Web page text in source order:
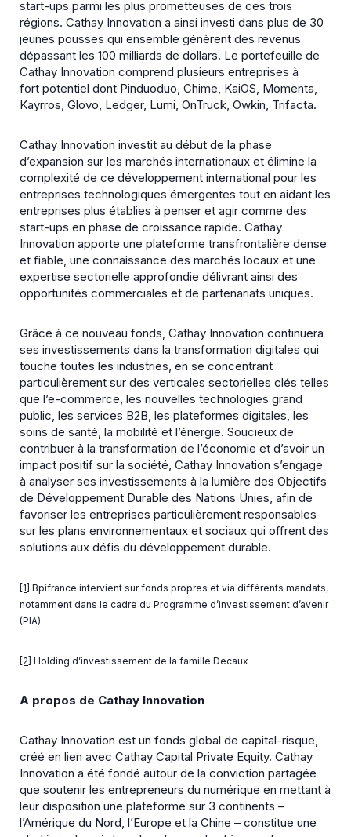
start-ups parmi les plus prometteuses de ces trois
régions. Cathay Innovation a ainsi investi dans plus de 30
jeunes pousses qui ensemble génèrent des revenus
dépassant les 100 milliards de dollars. Le portefeuille de
Cathay Innovation comprend plusieurs entreprises à
fort potentiel dont Pinduoduo, Chime, KaiOS, Momenta,
Kayrros, Glovo, Ledger, Lumi, OnTruck, Owkin, Trifacta.
Cathay Innovation investit au début de la phase
d’expansion sur les marchés internationaux et élimine la
complexité de ce développement international pour les
entreprises technologiques émergentes tout en aidant les
entreprises plus établies à penser et agir comme des
start-ups en phase de croissance rapide. Cathay
Innovation apporte une plateforme transfrontalière dense
et fiable, une connaissance des marchés locaux et une
expertise sectorielle approfondie délivrant ainsi des
opportunités commerciales et de partenariats uniques.
Grâce à ce nouveau fonds, Cathay Innovation continuera
ses investissements dans la transformation digitales qui
touche toutes les industries, en se concentrant
particulièrement sur des verticales sectorielles clés telles
que l’e-commerce, les nouvelles technologies grand
public, les services B2B, les plateformes digitales, les
soins de santé, la mobilité et l’énergie. Soucieux de
contribuer à la transformation de l’économie et d’avoir un
impact positif sur la société, Cathay Innovation s’engage
à analyser ses investissements à la lumière des Objectifs
de Développement Durable des Nations Unies, afin de
favoriser les entreprises particulièrement responsables
sur les plans environnementaux et sociaux qui offrent des
solutions aux défis du développement durable.
[1] Bpifrance intervient sur fonds propres et via différents mandats,
notamment dans le cadre du Programme d’investissement d’avenir
(PIA)
[2] Holding d’investissement de la famille Decaux
A propos de Cathay Innovation
Cathay Innovation est un fonds global de capital-risque,
créé en lien avec Cathay Capital Private Equity. Cathay
Innovation a été fondé autour de la conviction partagée
que soutenir les entrepreneurs du numérique en mettant à
leur disposition une plateforme sur 3 continents –
l’Amérique du Nord, l’Europe et la Chine – constitue une